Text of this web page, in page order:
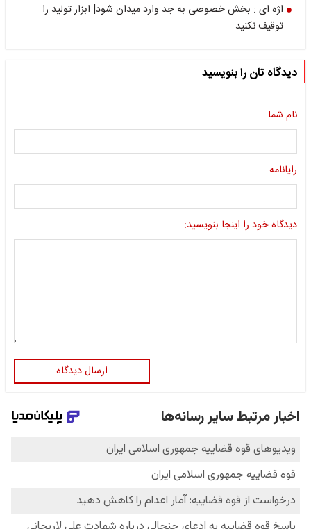
اژه ای : بخش خصوصی به جد وارد میدان شود| ابزار تولید را
توقیف نکنید
دیدگاه تان را بنویسید
نام شما
رایانامه
دیدگاه خود را اینجا بنویسید:
ارسال دیدگاه